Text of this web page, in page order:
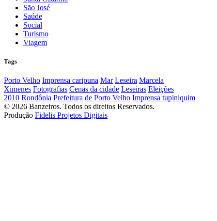
São José
Saúde
Social
Turismo
Viagem
Tags
Porto Velho Imprensa caripuna Mar Leseira Marcela
Ximenes Fotografias Cenas da cidade Leseiras Eleições
2010 Rondônia Prefeitura de Porto Velho Imprensa tupiniquim
© 2026 Banzeiros. Todos os direitos Reservados.
Produção Fidelis Projetos Digitais